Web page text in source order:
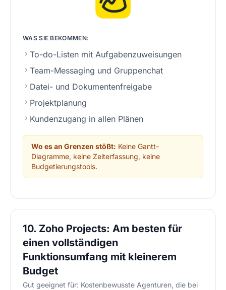
WAS SIE BEKOMMEN:
To-do-Listen mit Aufgabenzuweisungen
Team-Messaging und Gruppenchat
Datei- und Dokumentenfreigabe
Projektplanung
Kundenzugang in allen Plänen
Wo es an Grenzen stößt: Keine Gantt-
Diagramme, keine Zeiterfassung, keine
Budgetierungstools.
10. Zoho Projects: Am besten für
einen vollständigen
Funktionsumfang mit kleinerem
Budget
Gut geeignet für: Kostenbewusste Agenturen, die bei